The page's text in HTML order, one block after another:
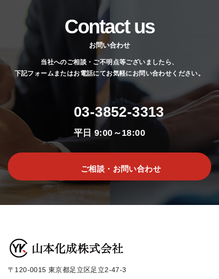
Contact us
お問い合わせ
当社へのご相談・ご不明点等ございましたら、
下記フォームまたはお電話にてお気軽にお問い合わせください。
03-3852-3313
平日 9:00～18:00
ご相談・お問い合わせ
〒120-0015 東京都足立区足立2-47-3